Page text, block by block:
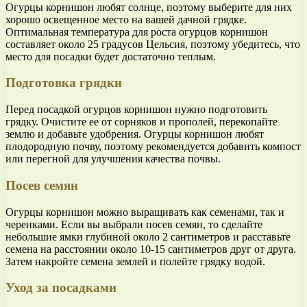
Огурцы корнишон любят солнце, поэтому выберите для них
хорошо освещенное место на вашей дачной грядке.
Оптимальная температура для роста огурцов корнишон
составляет около 25 градусов Цельсия, поэтому убедитесь, что
место для посадки будет достаточно теплым.
Подготовка грядки
Перед посадкой огурцов корнишон нужно подготовить
грядку. Очистите ее от сорняков и прополей, перекопайте
землю и добавьте удобрения. Огурцы корнишон любят
плодородную почву, поэтому рекомендуется добавить компост
или перегной для улучшения качества почвы.
Посев семян
Огурцы корнишон можно выращивать как семенами, так и
черенками. Если вы выбрали посев семян, то сделайте
небольшие ямки глубиной около 2 сантиметров и расставьте
семена на расстоянии около 10-15 сантиметров друг от друга.
Затем накройте семена землей и полейте грядку водой.
Уход за посадками